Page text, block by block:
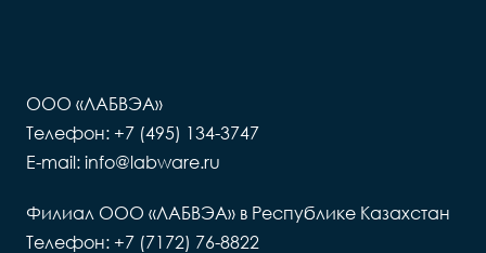
ООО «ЛАБВЭА»
Телефон: +7 (495) 134-3747
E-mail: info@labware.ru
Филиал ООО «ЛАБВЭА» в Республике Казахстан
Телефон: +7 (7172) 76-8822